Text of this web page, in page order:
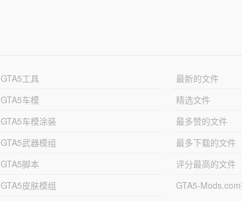
GTA5工具
GTA5车模
GTA5车模涂装
GTA5武器模组
GTA5脚本
GTA5皮肤模组
最新的文件
精选文件
最多赞的文件
最多下载的文件
评分最高的文件
GTA5-